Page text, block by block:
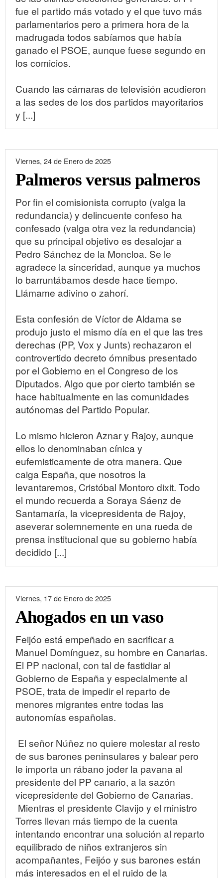
fue el partido más votado y el que tuvo más
parlamentarios pero a primera hora de la
madrugada todos sabíamos que había
ganado el PSOE, aunque fuese segundo en
los comicios.
Cuando las cámaras de televisión acudieron
a las sedes de los dos partidos mayoritarios
y [...]
Viernes, 24 de Enero de 2025
Palmeros versus palmeros
Por fin el comisionista corrupto (valga la
redundancia) y delincuente confeso ha
confesado (valga otra vez la redundancia)
que su principal objetivo es desalojar a
Pedro Sánchez de la Moncloa. Se le
agradece la sinceridad, aunque ya muchos
lo barruntábamos desde hace tiempo.
Llámame adivino o zahorí.
Esta confesión de Víctor de Aldama se
produjo justo el mismo día en el que las tres
derechas (PP, Vox y Junts) rechazaron el
controvertido decreto ómnibus presentado
por el Gobierno en el Congreso de los
Diputados. Algo que por cierto también se
hace habitualmente en las comunidades
autónomas del Partido Popular.
Lo mismo hicieron Aznar y Rajoy, aunque
ellos lo denominaban cínica y
eufemisticamente de otra manera. Que
caiga España, que nosotros la
levantaremos, Cristóbal Montoro dixit. Todo
el mundo recuerda a Soraya Sáenz de
Santamaría, la vicepresidenta de Rajoy,
aseverar solemnemente en una rueda de
prensa institucional que su gobierno había
decidido [...]
Viernes, 17 de Enero de 2025
Ahogados en un vaso
Feijóo está empeñado en sacrificar a
Manuel Domínguez, su hombre en Canarias.
El PP nacional, con tal de fastidiar al
Gobierno de España y especialmente al
PSOE, trata de impedir el reparto de
menores migrantes entre todas las
autonomías españolas.
El señor Núñez no quiere molestar al resto
de sus barones peninsulares y balear pero
le importa un rábano joder la pavana al
presidente del PP canario, a la sazón
vicepresidente del Gobierno de Canarias.
Mientras el presidente Clavijo y el ministro
Torres llevan más tiempo de la cuenta
intentando encontrar una solución al reparto
equilibrado de niños extranjeros sin
acompañantes, Feijóo y sus barones están
más interesados en el el ruido de la